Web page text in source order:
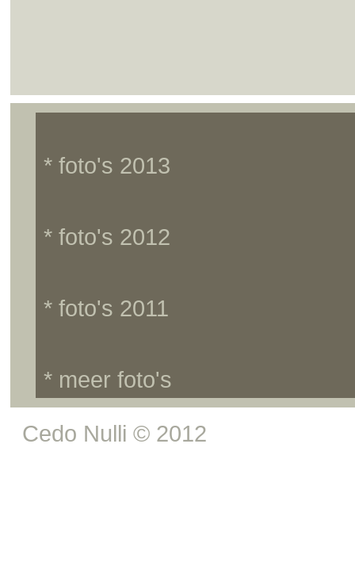
* foto's 2013
* foto's 2012
* foto's 2011
* meer foto's
Cedo Nulli © 2012